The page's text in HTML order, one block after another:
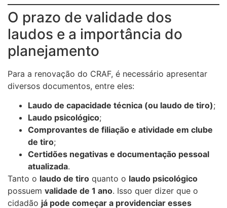
O prazo de validade dos
laudos e a importância do
planejamento
Para a renovação do CRAF, é necessário apresentar
diversos documentos, entre eles:
Laudo de capacidade técnica (ou laudo de tiro);
Laudo psicológico;
Comprovantes de filiação e atividade em clube
de tiro;
Certidões negativas e documentação pessoal
atualizada.
Tanto o laudo de tiro quanto o laudo psicológico
possuem validade de 1 ano. Isso quer dizer que o
cidadão já pode começar a providenciar esses